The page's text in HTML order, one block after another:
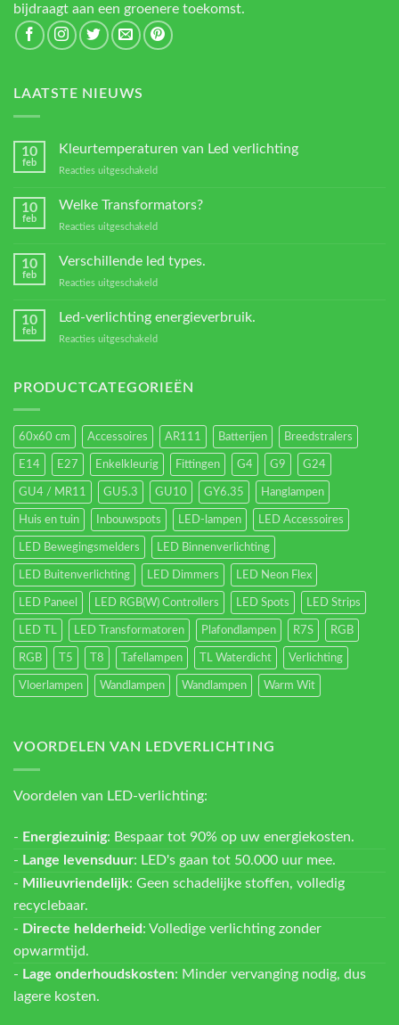
bijdraagt aan een groenere toekomst.
LAATSTE NIEUWS
10
feb
Kleurtemperaturen van Led verlichting
Reacties uitgeschakeld
verlichting
10
feb
Welke Transformators?
Reacties uitgeschakeld
Transformators?
10
feb
Verschillende led types.
Reacties uitgeschakeld
10
feb
Led-verlichting energieverbruik.
Reacties uitgeschakeld
energieverbruik.
PRODUCTCATEGORIEËN
60x60 cm Accessoires AR111 Batterijen Breedstralers
E14 E27 Enkelkleurig Fittingen G4 G9 G24
GU4 / MR11 GU5.3 GU10 GY6.35 Hanglampen
Huis en tuin Inbouwspots LED-lampen LED Accessoires
LED Bewegingsmelders LED Binnenverlichting
LED Buitenverlichting LED Dimmers LED Neon Flex
LED Paneel LED RGB(W) Controllers LED Spots LED Strips
LED TL LED Transformatoren Plafondlampen R7S RGB
RGB T5 T8 Tafellampen TL Waterdicht Verlichting
Vloerlampen Wandlampen Wandlampen Warm Wit
VOORDELEN VAN LEDVERLICHTING
Voordelen van LED-verlichting:
- Energiezuinig: Bespaar tot 90% op uw energiekosten.
- Lange levensduur: LED's gaan tot 50.000 uur mee.
- Milieuvriendelijk: Geen schadelijke stoffen, volledig
recyclebaar.
- Directe helderheid: Volledige verlichting zonder
opwarmtijd.
- Lage onderhoudskosten: Minder vervanging nodig, dus
lagere kosten.